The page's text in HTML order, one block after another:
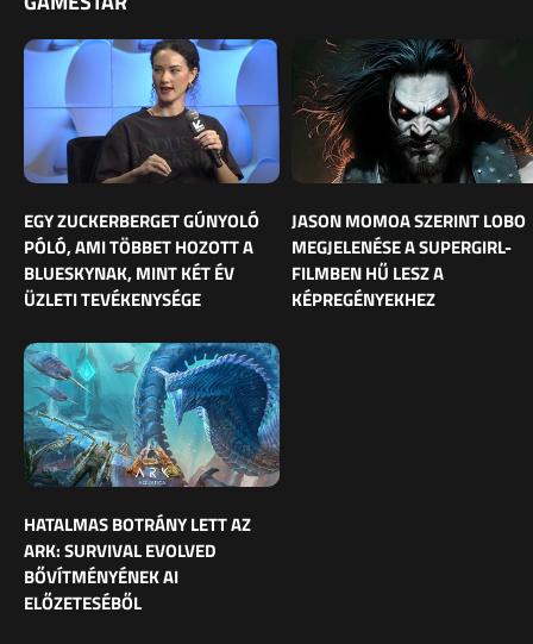
EGY ZUCKERBERGET GÚNYOLÓ
PÓLÓ, AMI TÖBBET HOZOTT A
BLUESKYNAK, MINT KÉT ÉV
ÜZLETI TEVÉKENYSÉGE
JASON MOMOA SZERINT LOBO
MEGJELENÉSE A SUPERGIRL-
FILMBEN HŰ LESZ A
KÉPREGÉNYEKHEZ
HATALMAS BOTRÁNY LETT AZ
ARK: SURVIVAL EVOLVED
BŐVÍTMÉNYÉNEK AI
ELŐZETESÉBŐL